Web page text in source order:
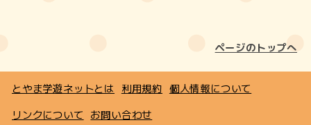
ページのトップへ
とやま学遊ネットとは 利用規約 個人情報について
リンクについて お問い合わせ